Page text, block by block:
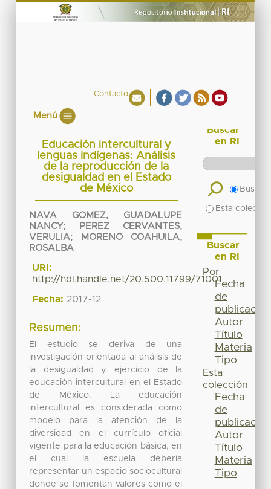
Contacto
Menú
Educación intercultural y
lenguas indígenas: Análisis
de la reproducción de la
desigualdad en el Estado
de México
NAVA GOMEZ, GUADALUPE
NANCY;
PEREZ CERVANTES,
VERULIA;
MORENO COAHUILA,
ROSALBA
URI:
http://hdl.handle.net/20.500.11799/71001
Fecha: 2017-12
Resumen:
El estudio se deriva de una
investigación orientada al análisis de
la desigualdad y ejercicio de la
educación intercultural en el Estado
de México. La educación
intercultural es considerada como
modelo para la atención de la
diversidad en el currículo oficial
vigente para la educación básica, en
el cual la escuela debería
representar un espacio sociocultural
donde se fomentan valores como el
Buscar
en RI
Buscar
Esta
Buscar
en RI
Por
Fecha
de
publicación
Autor
Título
Materia
Tipo
Esta
colección
Fecha
de
publicación
Autor
Título
Materia
Tipo